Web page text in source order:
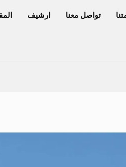
تواصل معنا ارشيف